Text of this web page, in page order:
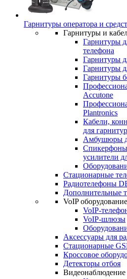
Гарнитуры оператора и
Гарнитуры и
Гарнитуры
телефона
Гарнитуры
Гарнитуры
Гарнитуры
Accutone
Plantronics
Кабели,
для гарнитур
Амбушюры
усилители
Стационарные
Радиотелефоны
Дополнительные
VoIP оборудование
VoIP-
VoIP-шлюзы
Аксессуары для
Стационарные
Кроссовое
Детекторы отбоя
Видеонаблюдение